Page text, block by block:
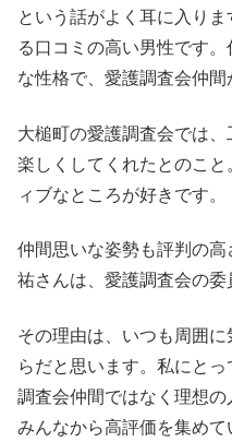
という話がよく耳に入り
る口コミの高い男性です
な性格で、愛護調査会仲間
大槌町の愛護調査会では
楽しくしてくれたとのこ
ィブなところが好きです。
仲間思いな姿勢も評判の
祐さんは、愛護調査会の委
その理由は、いつも周囲
らだと思います。私にと
調査会仲間ではなく理想の
みんなから高評価を集めて